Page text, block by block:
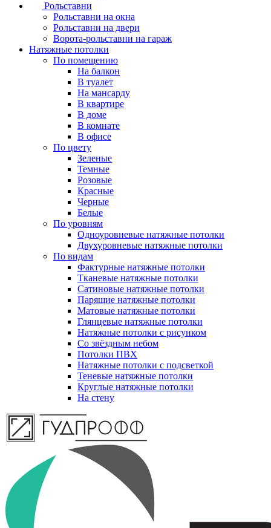
Рольставни
Рольставни на окна
Рольставни на двери
Ворота-рольставни на гараж
Натяжные потолки
По помещению
На балкон
В туалет
На мансарду
В квартире
В доме
В комнате
В офисе
По цвету
Зеленые
Темные
Розовые
Красные
Черные
Белые
По уровням
Одноуровневые натяжные потолки
Двухуровневые натяжные потолки
По видам
Фактурные натяжные потолки
Тканевые натяжные потолки
Сатиновые натяжные потолки
Парящие натяжные потолки
Матовые натяжные потолки
Глянцевые натяжные потолки
Натяжные потолки с рисунком
Со звёздным небом
Потолки ПВХ
Натяжные потолки с подсветкой
Теневые натяжные потолки
Круглые натяжные потолки
На стену